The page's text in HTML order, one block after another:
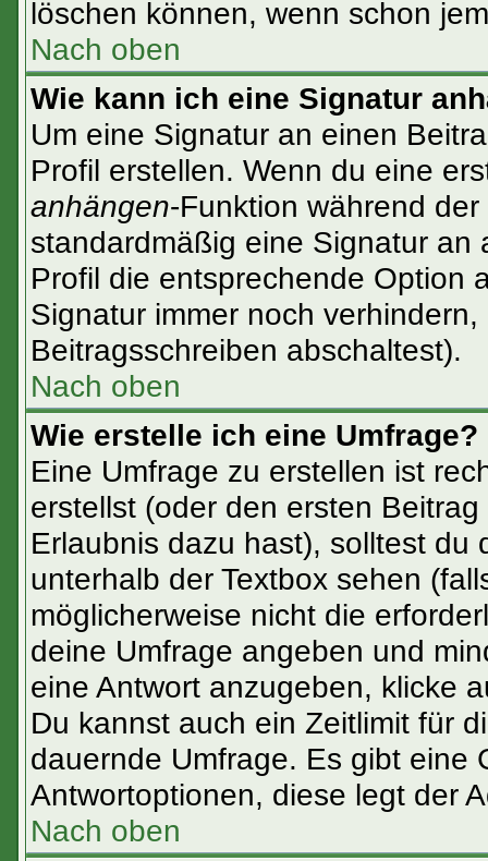
löschen können, wenn schon
Nach oben
Wie kann ich eine Signatur
Um eine Signatur an einen
Profil erstellen. Wenn du eine
anhängen-Funktion während
standardmäßig eine Signatur
Profil die entsprechende Option
Signatur immer noch
Beitragsschreiben abschaltest).
Nach oben
Wie erstelle ich eine Umfrage?
Eine Umfrage zu erstellen ist
erstellst (oder den ersten
Erlaubnis dazu hast), solltest du
unterhalb der Textbox sehen
möglicherweise nicht die
deine Umfrage angeben und
eine Antwort anzugeben, klicke
Du kannst auch ein Zeitlimit für
dauernde Umfrage. Es gibt eine
Antwortoptionen, diese legt der
Nach oben